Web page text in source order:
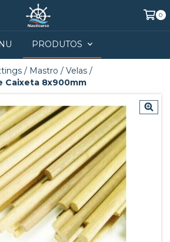
0
PRODUTOS
/ Mastro / Velas /
Caixeta 8x900mm